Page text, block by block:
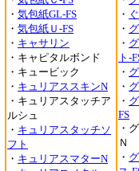
・ 気包紙GL-FS
・ 気包紙Ｕ-FS
・ キャサリン
・キャピタルボンド
・キュービック
・ キュリアススキンN
・キュリアスタッチア
ルシュ
・ キュリアスタッチソ
フト
・ キュリアスマターN
・
・
・
ト-
・
・
・
FS
・
Ｎ
・